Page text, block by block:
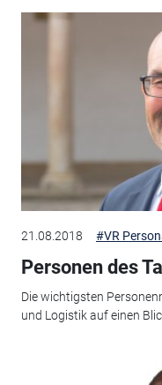
21.08.2018 #VR
Personen des
Die wichtigsten
und Logistik auf einen